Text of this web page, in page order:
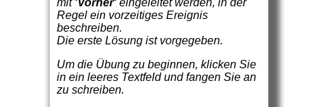
mit 'Vorher'eingeleitet werden, in der
Regel ein vorzeitiges Ereignis
beschreiben.
Die erste Lösung ist vorgegeben.
Um die Übung zu beginnen, klicken Sie
in ein leeres Textfeld und fangen Sie an
zu schreiben.